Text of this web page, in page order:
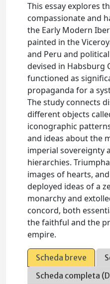
This essay explores
compassionate and
the Early Modern
painted in the
and Peru and
devised in Habsburg
functioned as
propaganda for a
The study connects
different objects
iconographic
and ideas about the
imperial sovereignty
hierarchies.
images of hearts,
deployed ideas of a
monarchy and
concord, both
the faithful and the
empire.
Scheda breve
Scheda completa